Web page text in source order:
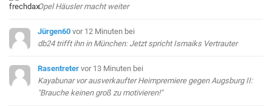
Opel Häusler macht weiter
Jürgen60 vor 12 Minuten bei
db24 trifft ihn in München: Jetzt spricht Ismaiks Vertrauter
Rasentreter vor 13 Minuten bei
Kayabunar vor ausverkaufter Heimpremiere gegen Augsburg II:
"Brauche keinen groß zu motivieren!"